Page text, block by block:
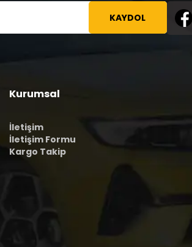
KAYDOL
Kurumsal
İletişim
İletişim Formu
Kargo Takip